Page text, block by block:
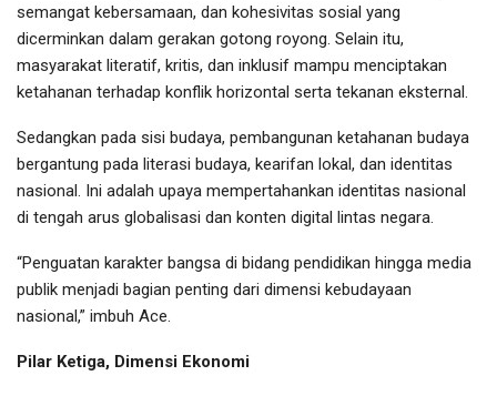
semangat kebersamaan, dan kohesivitas sosial yang
dicerminkan dalam gerakan gotong royong. Selain itu,
masyarakat literatif, kritis, dan inklusif mampu menciptakan
ketahanan terhadap konflik horizontal serta tekanan eksternal.
Sedangkan pada sisi budaya, pembangunan ketahanan budaya
bergantung pada literasi budaya, kearifan lokal, dan identitas
nasional. Ini adalah upaya mempertahankan identitas nasional
di tengah arus globalisasi dan konten digital lintas negara.
“Penguatan karakter bangsa di bidang pendidikan hingga media
publik menjadi bagian penting dari dimensi kebudayaan
nasional,” imbuh Ace.
Pilar Ketiga, Dimensi Ekonomi